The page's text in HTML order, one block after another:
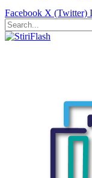
Facebook X (Twitter)